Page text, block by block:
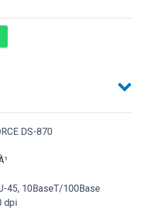
DS-870
45, 10BaseT/100Base
dpi